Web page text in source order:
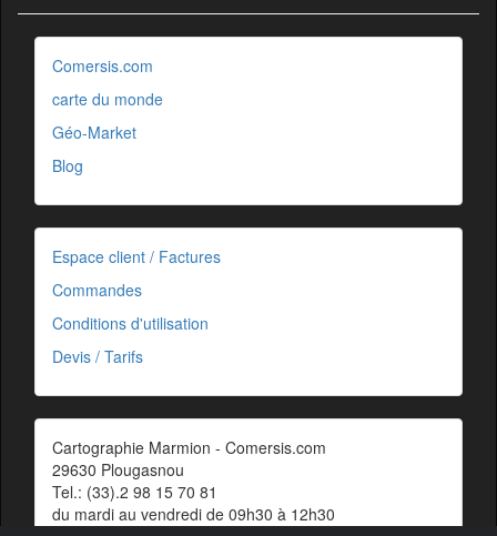
Comersis.com
carte du monde
Géo-Market
Blog
Espace client / Factures
Commandes
Conditions d'utilisation
Devis / Tarifs
Cartographie Marmion - Comersis.com
29630 Plougasnou
Tel.: (33).2 98 15 70 81
du mardi au vendredi de 09h30 à 12h30